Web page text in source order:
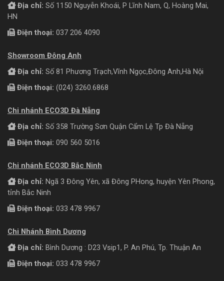
Địa chỉ: Số 1150 Nguyễn Khoái, P Lĩnh Nam, Q, Hoàng Mai,
HN
Điện thoại: 037 206 4090
Showroom Đông Anh
Địa chỉ: Số 81 Phương Trạch,Vĩnh Ngọc,Đông Anh,Hà Nội
Điện thoại: (024) 3260.6868
Chi nhánh ECO3D Đà Nẵng
Địa chỉ: Số 358 Trường Sơn Quận Cẩm Lệ Tp Đà Nẵng
Điện thoại: 090 560 5016
Chi nhánh ECO3D Bắc Ninh
Địa chỉ: Ngã 3 Đông Yên, xã Đông PHong, huyện Yên Phong,
tỉnh Bắc Ninh
Điện thoại: 033 478 9967
Chi Nhánh Bình Dương
Địa chỉ: Bình Dương : D23 Vsip1, P. An Phú, Tp. Thuận An
Điện thoại: 033 478 9967